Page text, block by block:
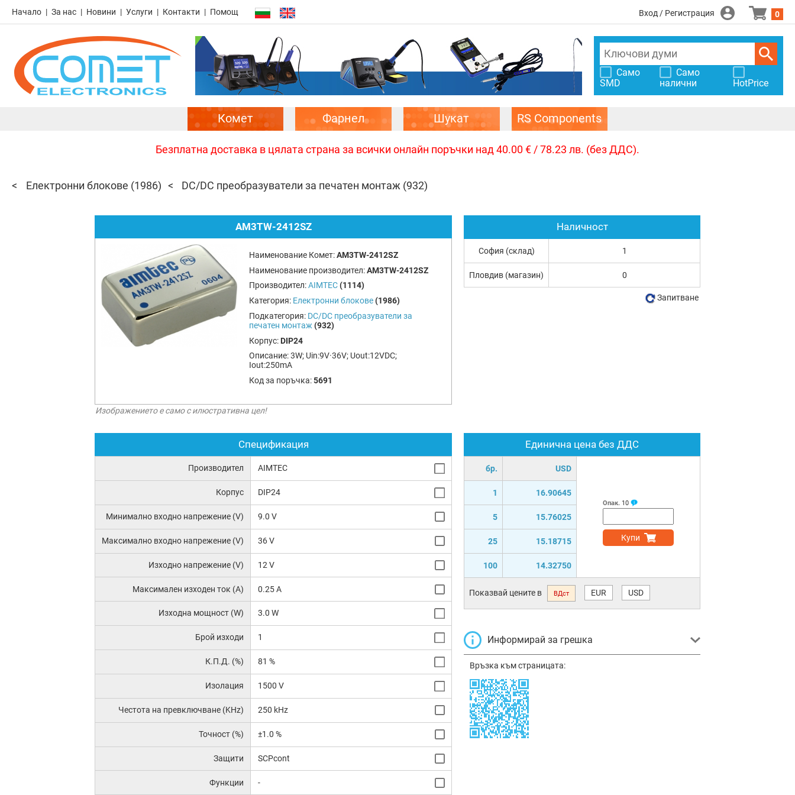
Начало За нас Новини Услуги Контакти Помощ Вход / Регистрация 0
Само
SMD
Само
налични
HotPrice
Комет Фарнел Шукат RS Components
Безплатна доставка в цялата страна за всички онлайн поръчки над 40.00 € / 78.23 лв. (без ДДС).
Електронни блокове (1986) DC/DC преобразуватели за печатен монтаж (932)
AM3TW-2412SZ
Наименование Комет:AM3TW-2412SZ
Наименование производител:AM3TW-2412SZ
Производител:AIMTEC (1114)
Категория: Електронни блокове (1986)
Подкатегория: DC/DC преобразуватели за
печатен монтаж (932)
Корпус: DIP24
Описание:3W; Uin:9V·36V; Uout:12VDC;
Iout:250mA
Код за поръчка:5691
Изображението е само с илюстративна цел!
Спецификация
Производител AIMTEC
Корпус DIP24
Минимално входно напрежение (V) 9.0 V
Максимално входно напрежение (V) 36 V
Изходно напрежение (V) 12 V
Максимален изходен ток (A) 0.25 A
Изходна мощност (W) 3.0 W
Брой изходи 1
К.П.Д. (%) 81 %
Изолация 1500 V
Честота на превключване (KHz) 250 kHz
Точност (%) ±1.0 %
Защити SCPcont
Функции -
Единична цена без ДДС
бр. USD
1 16.90645
5 15.76025
25 15.18715
100 14.32750
Опак. 10
Купи
Показвай цените в ВДст EUR USD
Информирай за грешка
Връзка към страницата:
Наличност
София (склад) 1
Пловдив (магазин) 0
Запитване